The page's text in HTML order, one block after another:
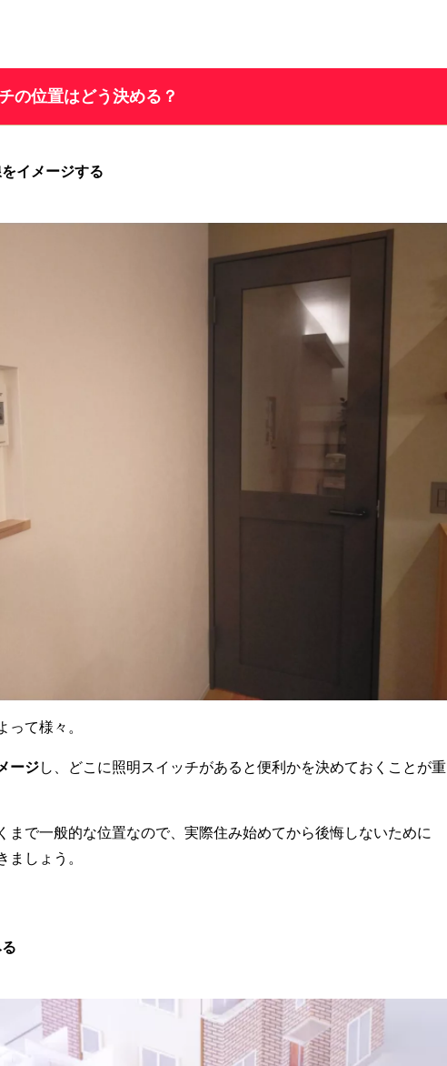
の位置はどう決める？
イメージする
って様々。
ージし、どこに照明スイッチがあると便利かを決めておくことが重
まで一般的な位置なので、実際住み始めてから後悔しないために
ましょう。